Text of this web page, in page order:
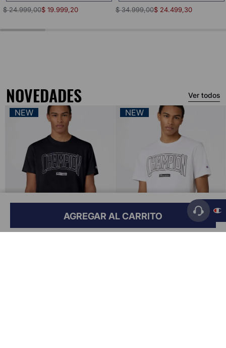
AGREGAR AL CARRITO
$ 24.999,00$ 19.999,20 $ 34.999,00$ 24.499,30
NOVEDADES Ver todos
NEW
Vista rápida
NEW
Vista rápida